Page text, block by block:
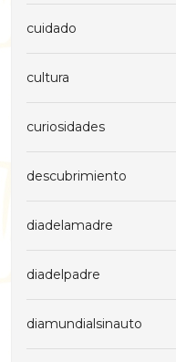
cuidado
cultura
curiosidades
descubrimiento
diadelamadre
diadelpadre
diamundialsinauto